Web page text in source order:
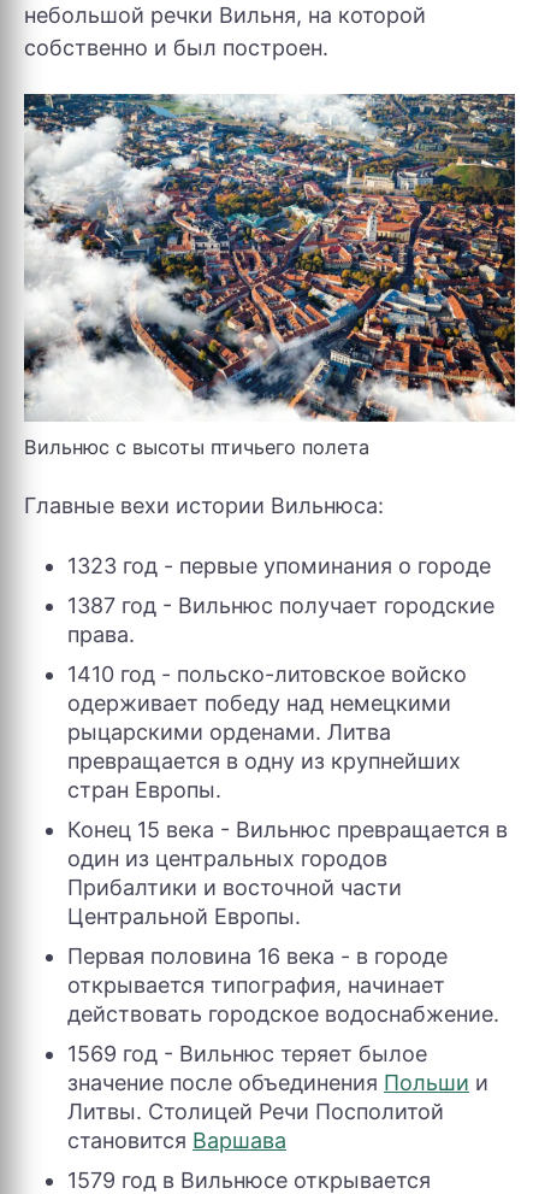
небольшой речки Вильня, на которой
собственно и был построен.
Вильнюс с высоты птичьего полета
Главные вехи истории Вильнюса:
1323 год - первые упоминания о городе
1387 год - Вильнюс получает городские
права.
1410 год - польско-литовское войско
одерживает победу над немецкими
рыцарскими орденами. Литва
превращается в одну из крупнейших
стран Европы.
Конец 15 века - Вильнюс превращается в
один из центральных городов
Прибалтики и восточной части
Центральной Европы.
Первая половина 16 века - в городе
открывается типография, начинает
действовать городское водоснабжение.
1569 год - Вильнюс теряет былое
значение после объединения Польши и
Литвы. Столицей Речи Посполитой
становится Варшава
1579 год в Вильнюсе открывается